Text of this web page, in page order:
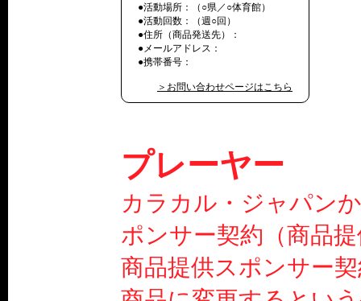
●活動場所：（○県／○体育館）
●活動回数：（週○回）
●住所（商品発送先）：
●メールアドレス：
●携帯番号：
＞お問い合わせページはこちら
プレーヤー
カラカル・ジャパン
ポンサー契約（商品
商品提供スポンサー